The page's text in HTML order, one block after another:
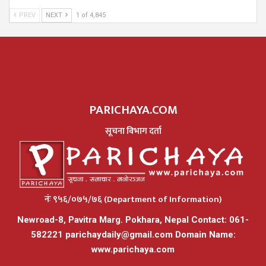
PREV NEXT 1 of 4,845
PARICHAYA.COM
सूचना विभाग दर्ता
नंः ९५६/०७५/७६ (Department of Information)
Newroad-8, Pavitra Marg. Pokhara, Nepal Contact: 061-
582221 parichaydaily@gmail.comDomain Name:
www.parichaya.com